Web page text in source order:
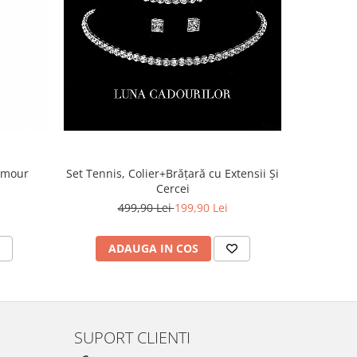
Set Tennis, Colier+Brățară cu Extensii Și
Cercei
499,90 Lei199,90 Lei
ADAUGA IN COS
SUPORT CLIENTI